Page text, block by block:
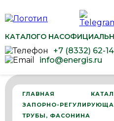
КАТАЛОГО НАС
+7 (8332) 62-
info@energis.ru
ГЛАВНАЯ
ЗАПОРНО-
ТРУБЫ, ФАСОНИНА